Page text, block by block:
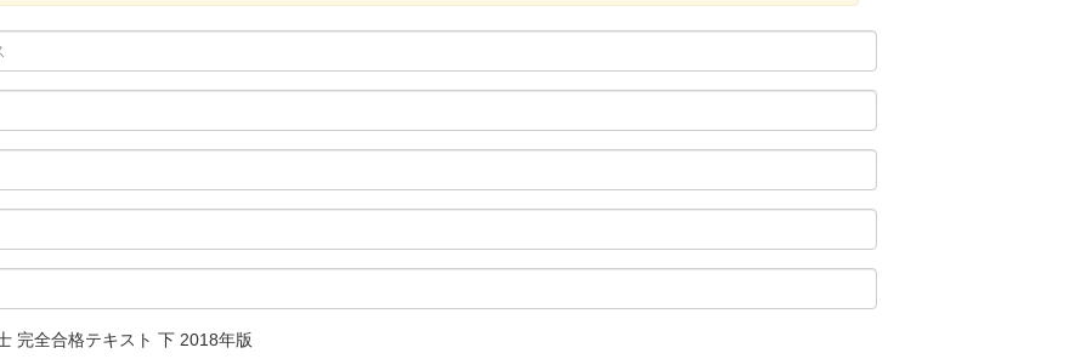
完全合格テキスト 下 2018年版